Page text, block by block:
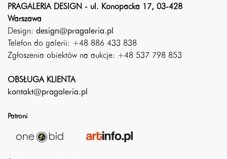
PRAGALERIA DESIGN - ul. Konopacka 17, 03-428
Warszawa
Design: design@pragaleria.pl
Telefon do galerii: +48 886 433 838
Zgłoszenia obiektów na aukcje: +48 537 798 853
OBSŁUGA KLIENTA
kontakt@pragaleria.pl
Patroni